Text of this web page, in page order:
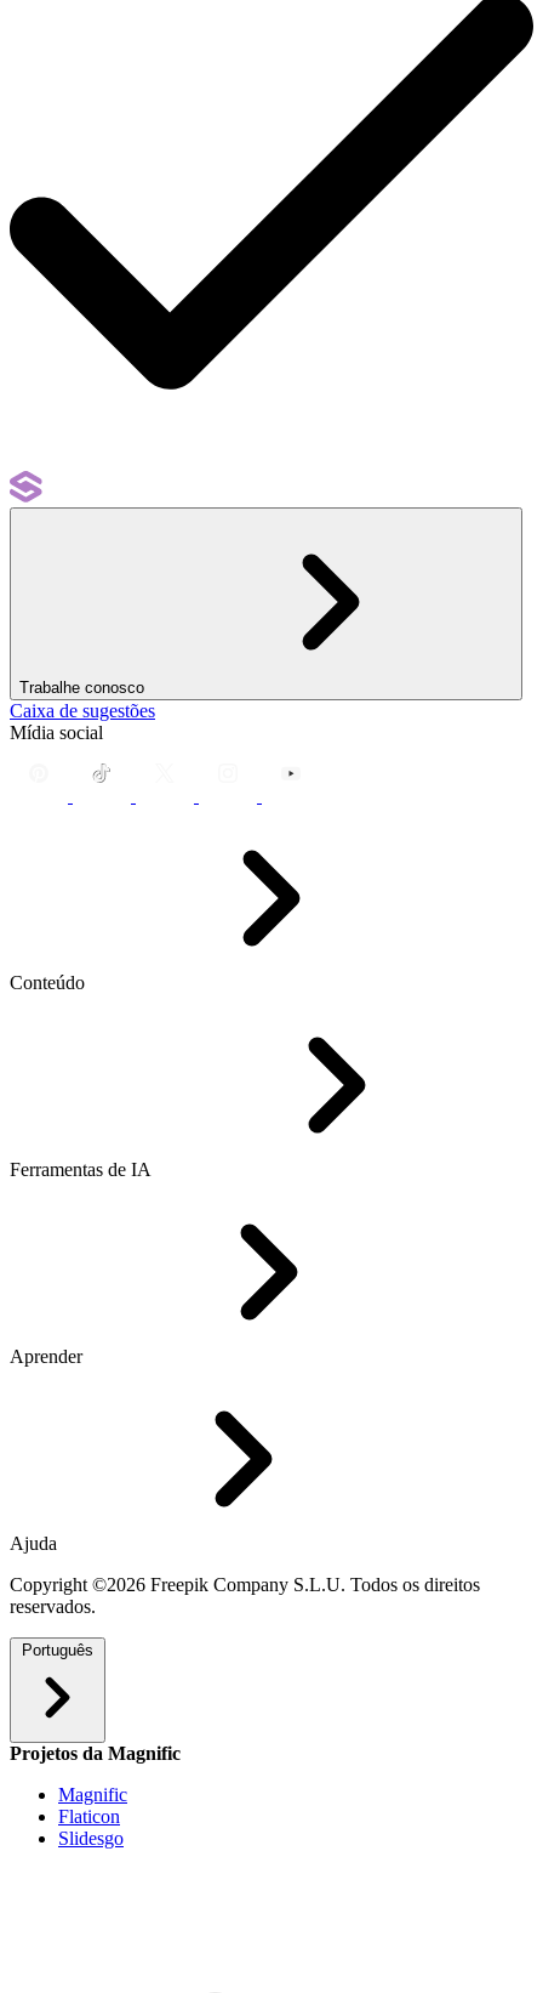
Trabalhe conosco
Caixa de sugestões
Mídia social
Conteúdo
Ferramentas de IA
Aprender
Ajuda
Copyright ©2026 Freepik Company S.L.U. Todos os direitos
reservados.
Português
Projetos da Magnific
Magnific
Flaticon
Slidesgo